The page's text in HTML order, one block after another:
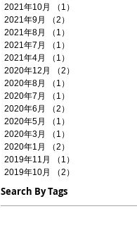
2021年10月
（1）
2021年9月
（2）
2021年8月
（1）
2021年7月
（1）
2021年4月
（1）
2020年12月
（2）
2020年8月
（1）
2020年7月
（1）
2020年6月
（2）
2020年5月
（1）
2020年3月
（1）
2020年1月
（2）
2019年11月
（1）
2019年10月
（2）
Search By Tags